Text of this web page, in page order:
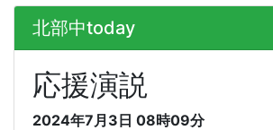
北部中today
応援演説
2024年7月3日 08時09分